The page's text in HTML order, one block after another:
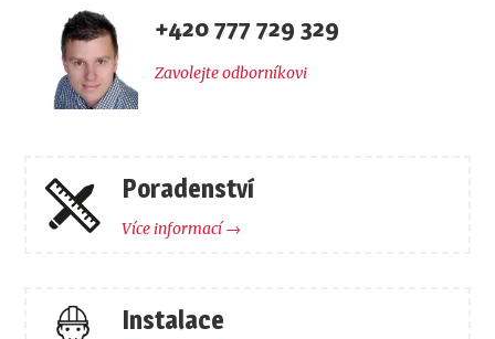
+420 777 729 329
Zavolejte odborníkovi
Poradenství
Více informací →
Instalace